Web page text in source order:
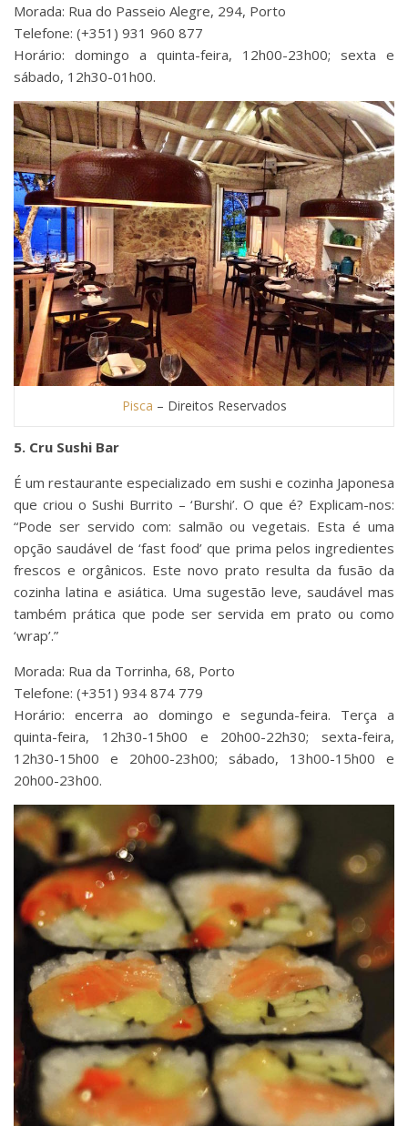
Morada: Rua do Passeio Alegre, 294, Porto
Telefone: (+351) 931 960 877
Horário: domingo a quinta-feira, 12h00-23h00; sexta e
sábado, 12h30-01h00.
Pisca – Direitos Reservados
5. Cru Sushi Bar
É um restaurante especializado em sushi e cozinha Japonesa
que criou o Sushi Burrito – ‘Burshi’. O que é? Explicam-nos:
“Pode ser servido com: salmão ou vegetais. Esta é uma
opção saudável de ‘fast food’ que prima pelos ingredientes
frescos e orgânicos. Este novo prato resulta da fusão da
cozinha latina e asiática. Uma sugestão leve, saudável mas
também prática que pode ser servida em prato ou como
‘wrap’.”
Morada: Rua da Torrinha, 68, Porto
Telefone: (+351) 934 874 779
Horário: encerra ao domingo e segunda-feira. Terça a
quinta-feira, 12h30-15h00 e 20h00-22h30; sexta-feira,
12h30-15h00 e 20h00-23h00; sábado, 13h00-15h00 e
20h00-23h00.